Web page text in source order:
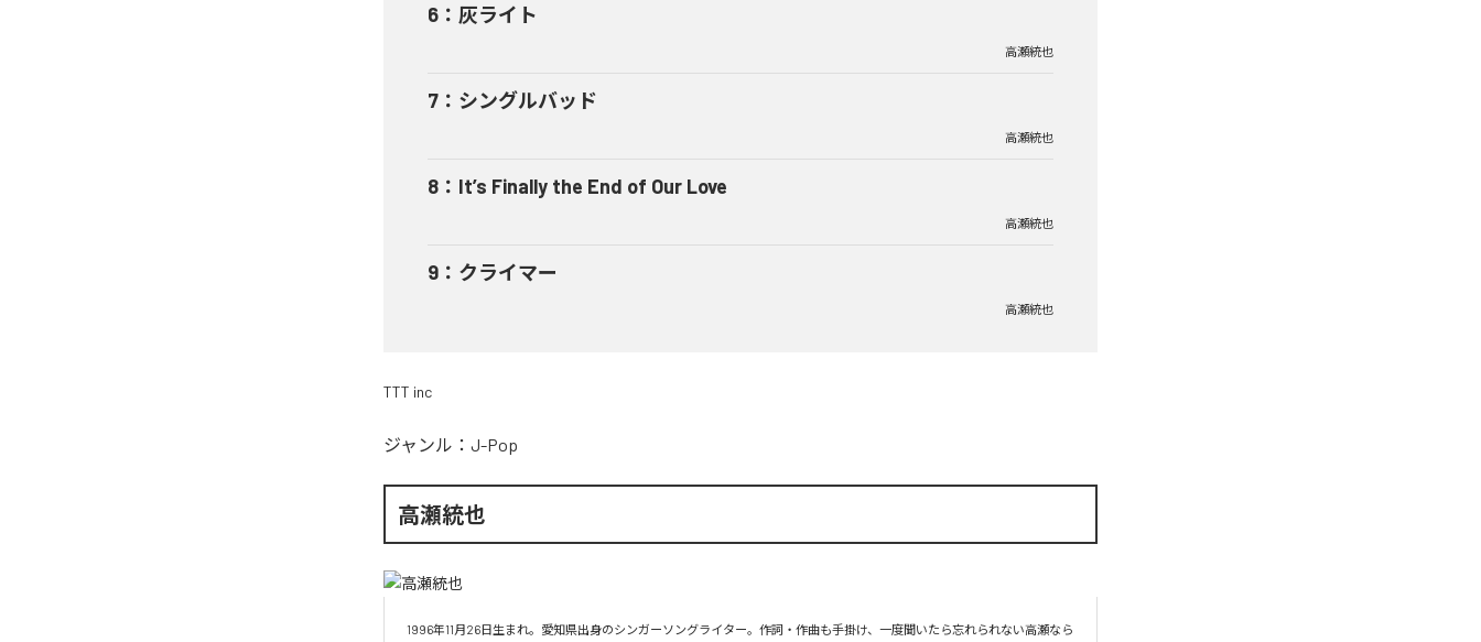
6 ： 灰ライト
高瀬統也
7 ： シングルバッド
高瀬統也
8 ： It’s Finally the End of Our Love
高瀬統也
9 ： クライマー
高瀬統也
TTT inc
ジャンル： J-Pop
高瀬統也
1996年11月26日生まれ。愛知県出身のシンガーソングライター。作詞・作曲も手掛け、一度聞いたら忘れられない高瀬なら